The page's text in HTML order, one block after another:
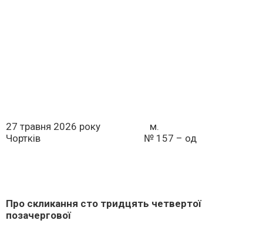
27 травня 2026 року м.
Чортків № 157 – од
Про скликання сто тридцять четвертої
позачергової